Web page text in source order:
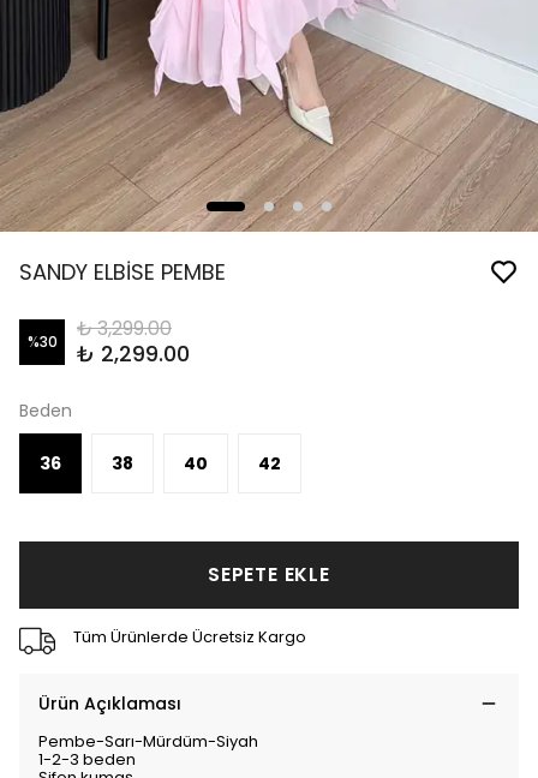
SANDY ELBİSE PEMBE
%30 ₺ 3,299.00
₺ 2,299.00
Beden
36 38 40 42
SEPETE EKLE
Tüm Ürünlerde Ücretsiz Kargo
Ürün Açıklaması
Pembe-Sarı-Mürdüm-Siyah
1-2-3 beden